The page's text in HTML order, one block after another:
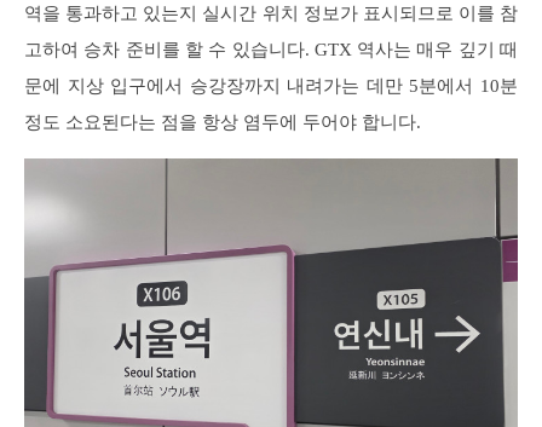
역을 통과하고 있는지 실시간 위치 정보가 표시되므로 이를 참
고하여 승차 준비를 할 수 있습니다. GTX 역사는 매우 깊기 때
문에 지상 입구에서 승강장까지 내려가는 데만 5분에서 10분
정도 소요된다는 점을 항상 염두에 두어야 합니다.